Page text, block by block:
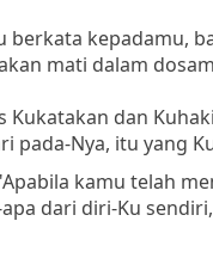
berkata kepadamu,
mati dalam
Kukatakan dan
pada-Nya, itu yang
kamu telah
dari diri-Ku